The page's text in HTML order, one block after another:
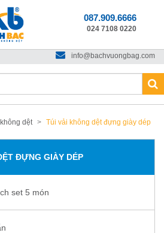
087.909.6666
024 7108 0220
KHÔNG DỆT KINH BẮC
info@bachvuongbag.com
dệt Túi vải không dệt đựng giày dép
ĐỰNG GIÀY DÉP
set 5 món